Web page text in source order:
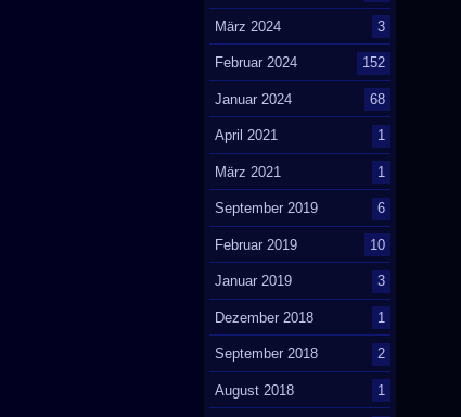
März 2024 3
Februar 2024 152
Januar 2024 68
April 2021 1
März 2021 1
September 2019 6
Februar 2019 10
Januar 2019 3
Dezember 2018 1
September 2018 2
August 2018 1